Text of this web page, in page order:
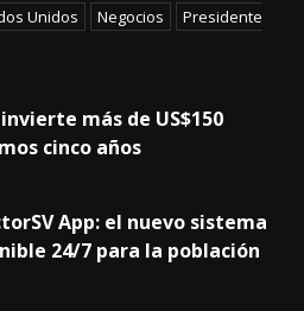
Unidos Negocios
Presidente
más de US$150
cinco años
App: el nuevo sistema
24/7 para la población